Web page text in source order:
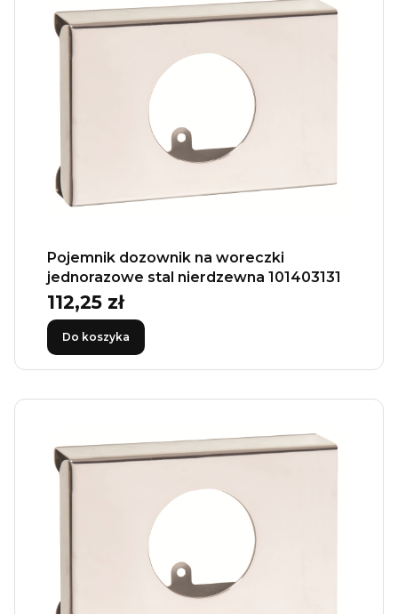
Pojemnik dozownik na woreczki
jednorazowe stal nierdzewna 101403131
Cena
112,25 zł
Do koszyka